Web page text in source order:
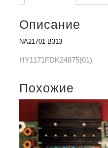
Описание
NA21701-B313
HY1171FDK24875(01)
Похожие